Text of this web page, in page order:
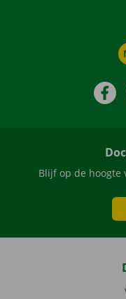
Blijf op de hoogte